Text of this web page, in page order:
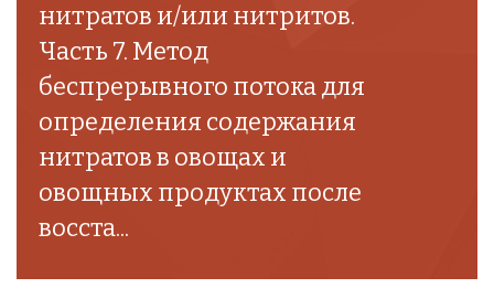
нитратов и/или нитритов.
Часть 7. Метод
беспрерывного потока для
определения содержания
нитратов в овощах и
овощных продуктах после
восста...